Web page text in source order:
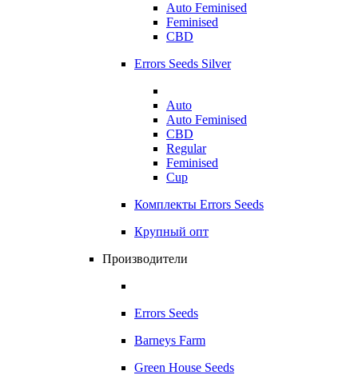
Auto Feminised
Feminised
CBD
Errors Seeds Silver
Auto
Auto Feminised
CBD
Regular
Feminised
Cup
Комплекты Errors Seeds
Крупный опт
Производители
Errors Seeds
Barneys Farm
Green House Seeds